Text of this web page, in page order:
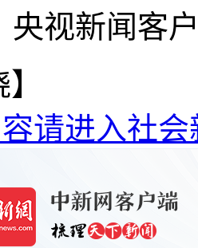
视新闻客
请进入社会